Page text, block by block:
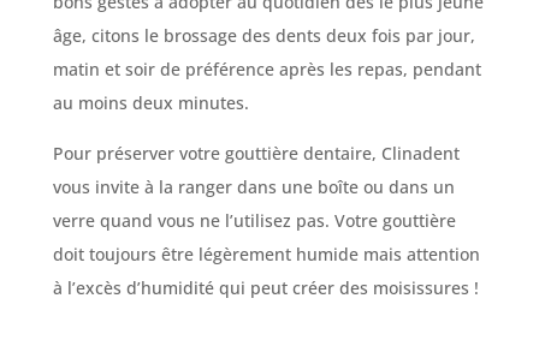
âge, citons le brossage des dents deux fois par jour,
matin et soir de préférence après les repas, pendant
au moins deux minutes.
Pour préserver votre gouttière dentaire, Clinadent
vous invite à la ranger dans une boîte ou dans un
verre quand vous ne l’utilisez pas. Votre gouttière
doit toujours être légèrement humide mais attention
à l’excès d’humidité qui peut créer des moisissures !